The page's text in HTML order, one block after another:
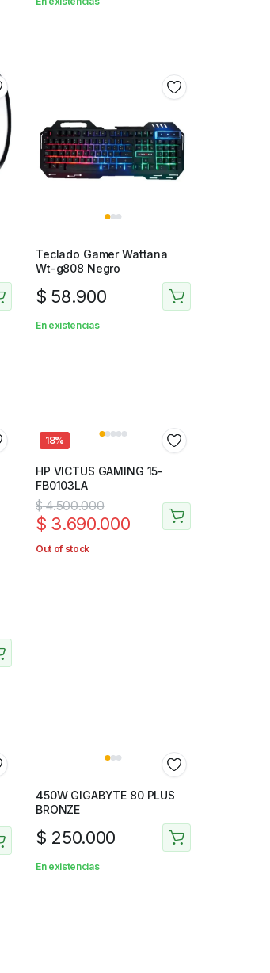
Teclado Gamer Wattana
Wt-g808 Negro
$ 58.900
En existencias
18%
HP VICTUS GAMING 15-
FB0103LA
$4.500.000
$ 3.690.000
Out of stock
450W GIGABYTE 80 PLUS
BRONZE
$ 250.000
En existencias